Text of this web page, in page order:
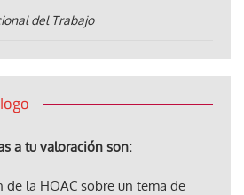
del Trabajo
a tu valoración son:
la HOAC sobre un tema de